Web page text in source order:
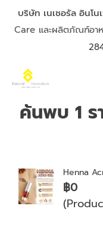
บริษัท เนเชอรัล อินโน
Care และผลิตภัณฑ์อา
ค้นพบ 1 ร
Henna
฿0